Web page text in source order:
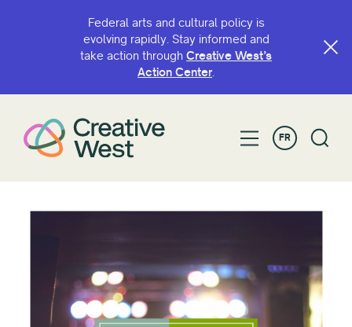
Federal arts and cultural policy is
evolving rapidly. Stay informed and
take action through Creative West’s
Action Center.
FR